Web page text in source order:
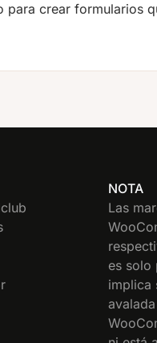
para crear formularios
NOTA
Las
es solo
implica